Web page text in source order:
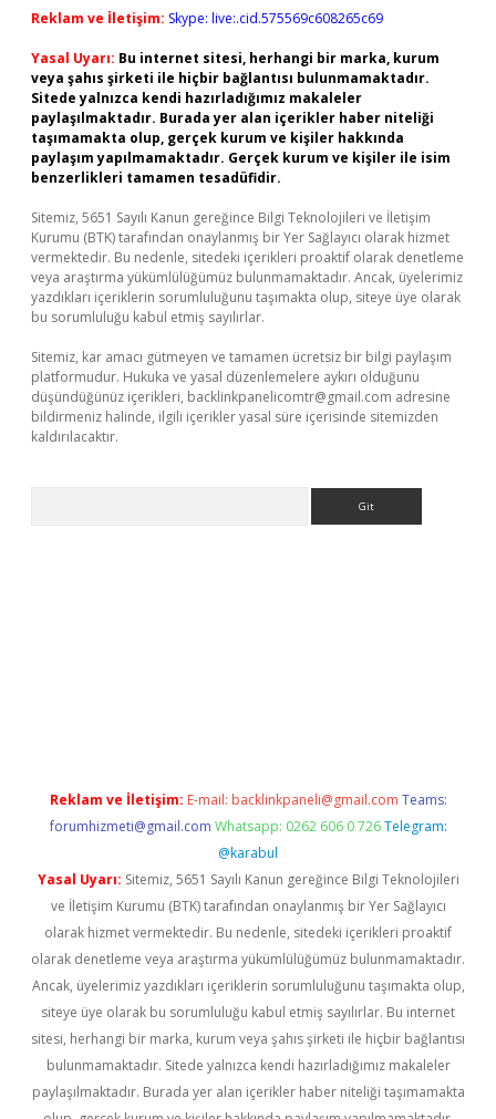
Reklam ve İletişim: Skype: live:.cid.575569c608265c69
Yasal Uyarı: Bu internet sitesi, herhangi bir marka, kurum
veya şahıs şirketi ile hiçbir bağlantısı bulunmamaktadır.
Sitede yalnızca kendi hazırladığımız makaleler
paylaşılmaktadır. Burada yer alan içerikler haber niteliği
taşımamakta olup, gerçek kurum ve kişiler hakkında
paylaşım yapılmamaktadır. Gerçek kurum ve kişiler ile isim
benzerlikleri tamamen tesadüfidir.
Sitemiz, 5651 Sayılı Kanun gereğince Bilgi Teknolojileri ve İletişim
Kurumu (BTK) tarafından onaylanmış bir Yer Sağlayıcı olarak hizmet
vermektedir. Bu nedenle, sitedeki içerikleri proaktif olarak denetleme
veya araştırma yükümlülüğümüz bulunmamaktadır. Ancak, üyelerimiz
yazdıkları içeriklerin sorumluluğunu taşımakta olup, siteye üye olarak
bu sorumluluğu kabul etmiş sayılırlar.
Sitemiz, kar amacı gütmeyen ve tamamen ücretsiz bir bilgi paylaşım
platformudur. Hukuka ve yasal düzenlemelere aykırı olduğunu
düşündüğünüz içerikleri, backlinkpanelicomtr@gmail.com adresine
bildirmeniz halinde, ilgili içerikler yasal süre içerisinde sitemizden
kaldırılacaktır.
Reklam ve İletişim: E-mail: backlinkpaneli@gmail.com Teams:
forumhizmeti@gmail.com Whatsapp: 0262 606 0 726 Telegram:
@karabul
Yasal Uyarı: Sitemiz, 5651 Sayılı Kanun gereğince Bilgi Teknolojileri
ve İletişim Kurumu (BTK) tarafından onaylanmış bir Yer Sağlayıcı
olarak hizmet vermektedir. Bu nedenle, sitedeki içerikleri proaktif
olarak denetleme veya araştırma yükümlülüğümüz bulunmamaktadır.
Ancak, üyelerimiz yazdıkları içeriklerin sorumluluğunu taşımakta olup,
siteye üye olarak bu sorumluluğu kabul etmiş sayılırlar. Bu internet
sitesi, herhangi bir marka, kurum veya şahıs şirketi ile hiçbir bağlantısı
bulunmamaktadır. Sitede yalnızca kendi hazırladığımız makaleler
paylaşılmaktadır. Burada yer alan içerikler haber niteliği taşımamakta